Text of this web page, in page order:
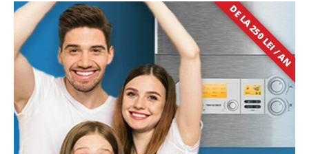
DE LA 250 LEI / AN